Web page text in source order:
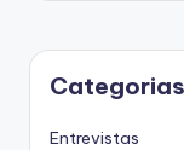
Categorias
Entrevistas